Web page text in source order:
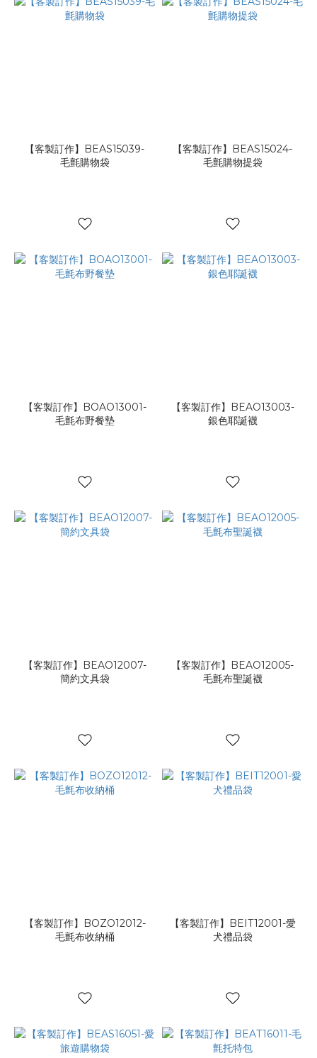
【客製訂作】BEAS15039-
毛氈購物袋
【客製訂作】BEAS15024-
毛氈購物提袋
【客製訂作】BOAO13001-
毛氈布野餐墊
【客製訂作】BEAO13003-
銀色耶誕襪
【客製訂作】BEAO12007-
簡約文具袋
【客製訂作】BEAO12005-
毛氈布聖誕襪
【客製訂作】BOZO12012-
毛氈布收納桶
【客製訂作】BEIT12001-愛
犬禮品袋